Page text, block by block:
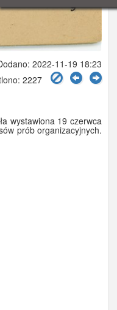
2022-11-19 18:23
2227
wystawiona 19 czerwca
prób organizacyjnych.